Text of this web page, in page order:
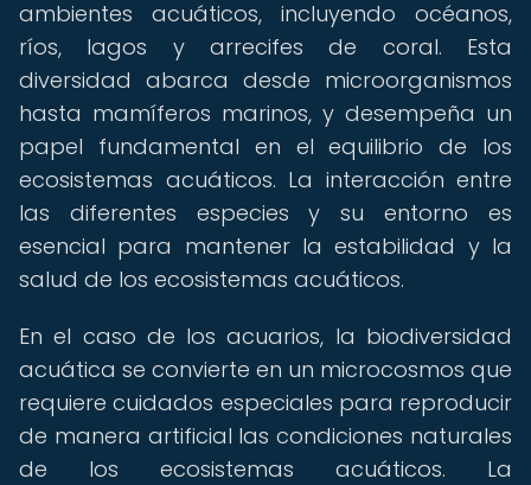
ambientes acuáticos, incluyendo océanos,
ríos, lagos y arrecifes de coral. Esta
diversidad abarca desde microorganismos
hasta mamíferos marinos, y desempeña un
papel fundamental en el equilibrio de los
ecosistemas acuáticos. La interacción entre
las diferentes especies y su entorno es
esencial para mantener la estabilidad y la
salud de los ecosistemas acuáticos.
En el caso de los acuarios, la biodiversidad
acuática se convierte en un microcosmos que
requiere cuidados especiales para reproducir
de manera artificial las condiciones naturales
de los ecosistemas acuáticos. La